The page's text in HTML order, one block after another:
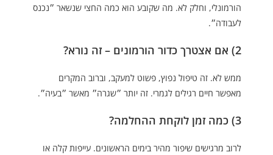
הורמונלי, וחלק לא. מה שקובע הוא כמה החצי שנשאר ״נכנס
לעבודה״.
2) אם אצטרך כדור הורמונים – זה נורא?
ממש לא. זה טיפול נפוץ, פשוט למעקב, וברוב המקרים
מאפשר חיים רגילים לגמרי. זה יותר ״שגרה״ מאשר ״בעיה״.
3) כמה זמן לוקחת ההחלמה?
לרוב מרגישים שיפור מהיר בימים הראשונים. עייפות קלה או